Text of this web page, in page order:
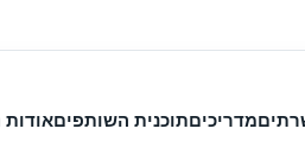
מדריכיםתוכנית השותפים